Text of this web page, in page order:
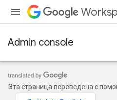
Admin console
Эта страница переведена с